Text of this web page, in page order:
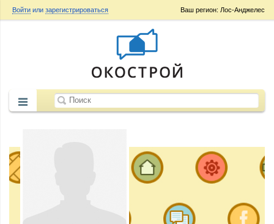
Ваш регион: Лос-Анджелес
Войти или зарегистрироваться